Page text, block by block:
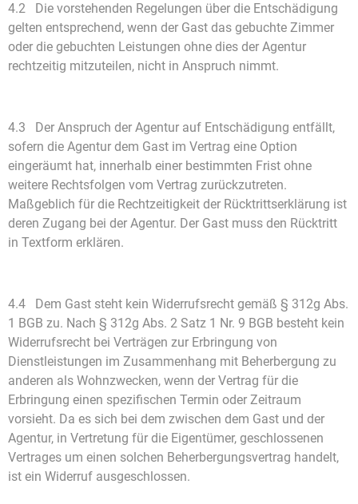
4.2 Die vorstehenden Regelungen über die Entschädigung
gelten entsprechend, wenn der Gast das gebuchte Zimmer
oder die gebuchten Leistungen ohne dies der Agentur
rechtzeitig mitzuteilen, nicht in Anspruch nimmt.
4.3 Der Anspruch der Agentur auf Entschädigung entfällt,
sofern die Agentur dem Gast im Vertrag eine Option
eingeräumt hat, innerhalb einer bestimmten Frist ohne
weitere Rechtsfolgen vom Vertrag zurückzutreten.
Maßgeblich für die Rechtzeitigkeit der Rücktrittserklärung ist
deren Zugang bei der Agentur. Der Gast muss den Rücktritt
in Textform erklären.
4.4 Dem Gast steht kein Widerrufsrecht gemäß § 312g Abs.
1 BGB zu. Nach § 312g Abs. 2 Satz 1 Nr. 9 BGB besteht kein
Widerrufsrecht bei Verträgen zur Erbringung von
Dienstleistungen im Zusammenhang mit Beherbergung zu
anderen als Wohnzwecken, wenn der Vertrag für die
Erbringung einen spezifischen Termin oder Zeitraum
vorsieht. Da es sich bei dem zwischen dem Gast und der
Agentur, in Vertretung für die Eigentümer, geschlossenen
Vertrages um einen solchen Beherbergungsvertrag handelt,
ist ein Widerruf ausgeschlossen.